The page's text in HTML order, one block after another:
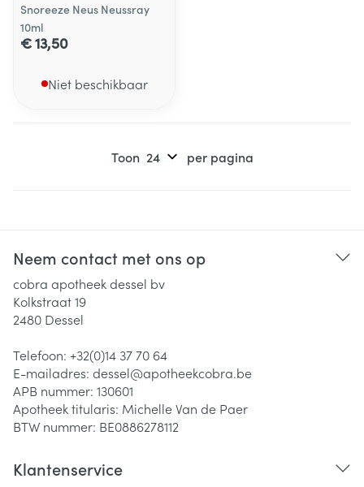
Snoreeze Neus Neussray
10ml
€ 13,50
Niet beschikbaar
Toon per pagina
Neem contact met ons op
cobra apotheek dessel bv
Kolkstraat 19
2480 Dessel
Telefoon: +32(0)14 37 70 64
E-mailadres: dessel@apotheekcobra.be
APB nummer: 130601
Apotheek titularis: Michelle Van de Paer
BTW nummer: BE0886278112
Klantenservice